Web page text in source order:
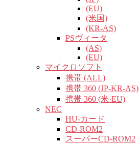
(EU)
(米国)
(KR-AS)
PSヴィータ
(AS)
(EU)
マイクロソフト
携帯 (ALL)
携帯 360 (JP-KR-AS)
携帯 360 (米·EU)
NEC
HU-カード
CD-ROM2
スーパーCD-ROM2